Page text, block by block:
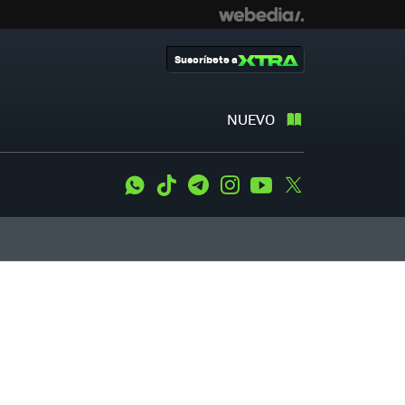
NUEVO
Suscríbete a
WhatsApp
Tiktok TelegramInstagramYoutube